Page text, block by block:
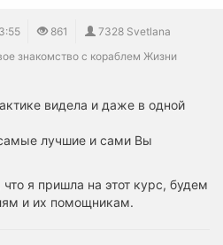
861
7328 Svetlana
знакомство с кораблем Жизни
видела и даже в одной
лучшие и сами Вы
я пришла на этот курс, будем
и их помощникам.